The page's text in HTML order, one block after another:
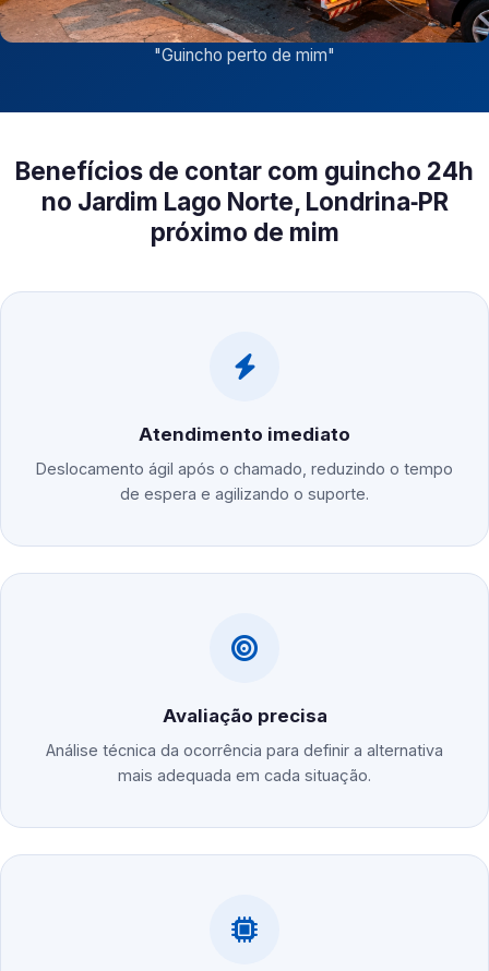
"Guincho perto de mim"
Benefícios de contar com guincho 24h
no Jardim Lago Norte, Londrina‑PR
próximo de mim
Atendimento imediato
Deslocamento ágil após o chamado, reduzindo o tempo
de espera e agilizando o suporte.
Avaliação precisa
Análise técnica da ocorrência para definir a alternativa
mais adequada em cada situação.